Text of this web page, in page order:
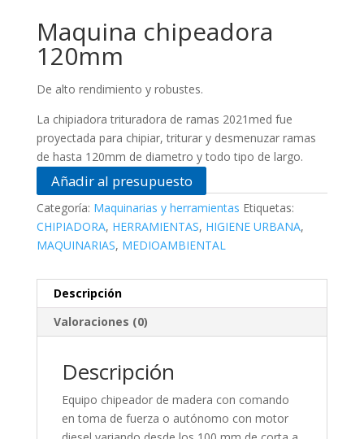
Maquina chipeadora
120mm
De alto rendimiento y robustes.
La chipiadora trituradora de ramas 2021med fue
proyectada para chipiar, triturar y desmenuzar ramas
de hasta 120mm de diametro y todo tipo de largo.
Añadir al presupuesto
Categoría: Maquinarias y herramientas Etiquetas:
CHIPIADORA, HERRAMIENTAS, HIGIENE URBANA,
MAQUINARIAS, MEDIOAMBIENTAL
Descripción
Valoraciones (0)
Descripción
Equipo chipeador de madera con comando
en toma de fuerza o autónomo con motor